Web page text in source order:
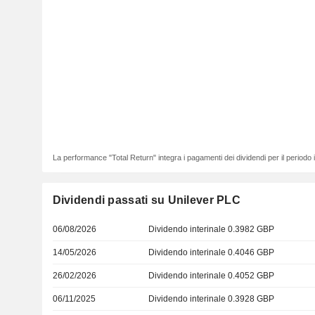
La performance "Total Return" integra i pagamenti dei dividendi per il
Dividendi passati su Unilever PLC
06/08/2026 Dividendo interinale 0.3982 GBP
14/05/2026 Dividendo interinale 0.4046 GBP
26/02/2026 Dividendo interinale 0.4052 GBP
06/11/2025 Dividendo interinale 0.3928 GBP